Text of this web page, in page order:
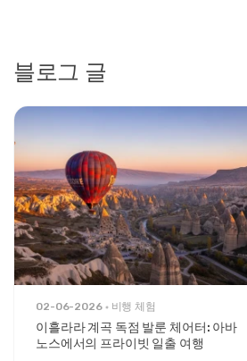
28명의 승객을 수용할 수 있어, 예산에
파티 및 혼합 여행 그룹에 이상적입니다.
의 단체 열기구 투어 카파도키아는 호텔
60분 비행, 기념 인증서를 포함합니다.
극대화하면서 학교 그룹, 투어 운영자
공중 경험을 제공합니다.
컴포트 바구니 업그레이드는단체 열기
위해 12-16명의 승객으로 제한되어 있
수한 관찰 조건을 제공합니다. 이러한
은 60-70분 동안의 경험, 샴페인 축하,
선시하는 기념일 그룹, 이정표 생일 기
행에 적합합니다.
블로그 글
02-06-2026 비행 체험
이흘라라 계곡 독점 발룬 체어터: 아바
노스에서의 프라이빗 일출 여행